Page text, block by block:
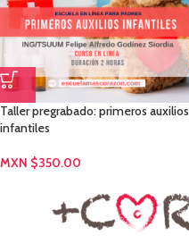
Taller pregrabado: primeros auxilios
infantiles
MXN $350.00